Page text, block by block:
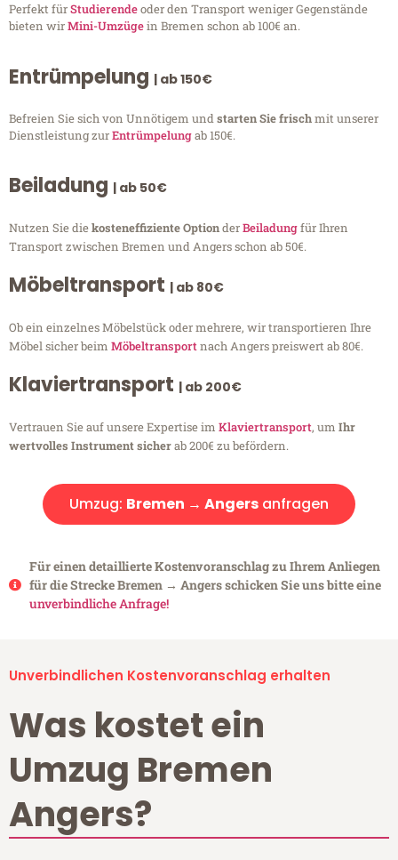
Perfekt fürStudierendeoder den Transport weniger Gegenstände
bieten wirMini-Umzügein Bremen schon ab 100€ an.
Entrümpelung | ab 150€
Befreien Sie sich von Unnötigem undstarten Sie frischmit unserer
Dienstleistung zurEntrümpelungab 150€.
Beiladung | ab 50€
Nutzen Sie diekosteneffiziente OptionderBeiladungfür Ihren
Transport zwischen Bremen und Angers schon ab 50€.
Möbeltransport | ab 80€
Ob ein einzelnes Möbelstück oder mehrere, wir transportieren Ihre
Möbel sicher beim Möbeltransportnach Angers preiswert ab 80€.
Klaviertransport | ab 200€
Vertrauen Sie auf unsere Expertise im Klaviertransport, um Ihr
wertvolles Instrument sicherab 200€ zu befördern.
Umzug: Bremen → Angers anfragen
Für einen detaillierte Kostenvoranschlag zu Ihrem Anliegen
für die Strecke Bremen → Angers schicken Sie uns bitte eine
unverbindliche Anfrage!
Unverbindlichen Kostenvoranschlag erhalten
Was kostet ein
Umzug Bremen
Angers?